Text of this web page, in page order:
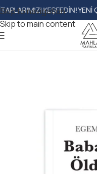
Skip to navigation
Skip to main content
KEŞFEDIN!YENI ÇIKAN